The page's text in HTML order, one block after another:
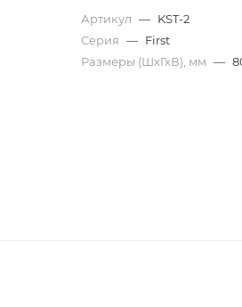
Артикул — KST-2
Серия — First
Размеры (ШхГхВ), мм —